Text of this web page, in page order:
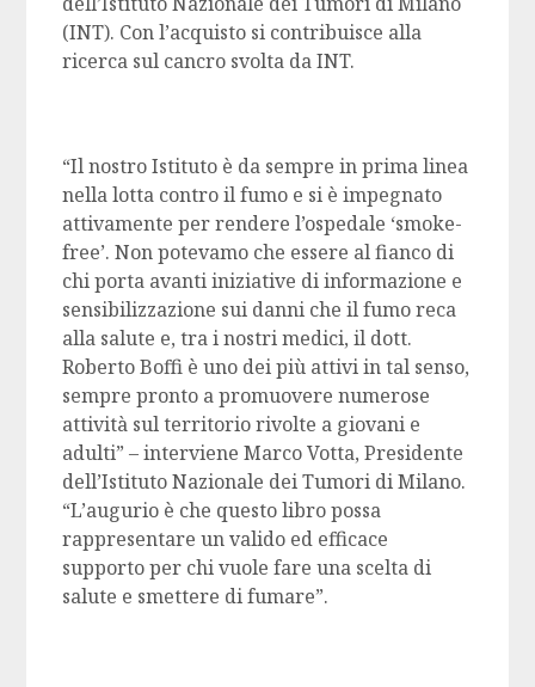
(INT). Con l’acquisto si contribuisce alla
ricerca sul cancro svolta da INT.
“Il nostro Istituto è da sempre in prima linea
nella lotta contro il fumo e si è impegnato
attivamente per rendere l’ospedale ‘smoke-
free’. Non potevamo che essere al fianco di
chi porta avanti iniziative di informazione e
sensibilizzazione sui danni che il fumo reca
alla salute e, tra i nostri medici, il dott.
Roberto Boffi è uno dei più attivi in tal senso,
sempre pronto a promuovere numerose
attività sul territorio rivolte a giovani e
adulti” – interviene Marco Votta, Presidente
dell’Istituto Nazionale dei Tumori di Milano.
“L’augurio è che questo libro possa
rappresentare un valido ed efficace
supporto per chi vuole fare una scelta di
salute e smettere di fumare”.